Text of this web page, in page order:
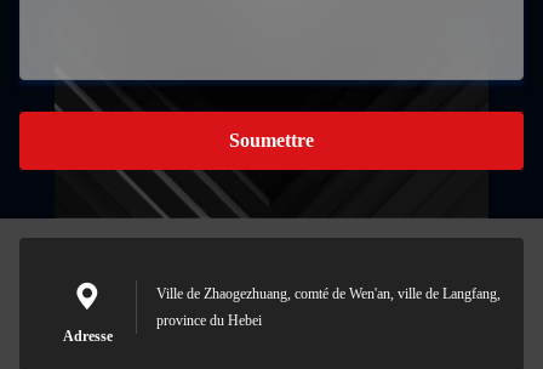
Soumettre
Adresse
Ville de Zhaogezhuang, comté de Wen'an, ville de Langfang,
province du Hebei